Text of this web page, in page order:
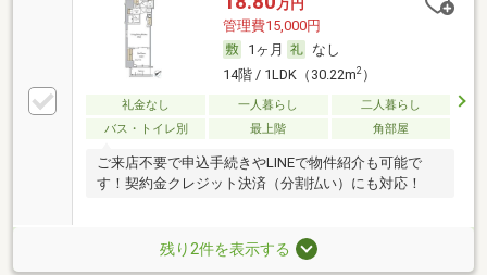
万円
管理費15,000円
1ヶ月
なし
14階 / 1LDK（30.22m2）
礼金なし 一人暮らし
二人暮らし
バス・トイレ別
最上階 角部屋
ご来店不要で申込手続きやLINEで物件紹介も可能で
す！契約金クレジット決済（分割払い）にも対応！
残り2件を表示する